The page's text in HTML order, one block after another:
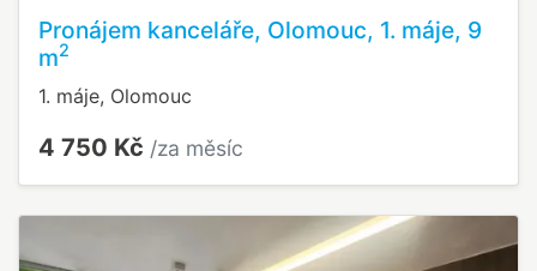
Pronájem kanceláře, Olomouc, 1. máje, 9
m2
1. máje, Olomouc
4 750 Kč /za měsíc